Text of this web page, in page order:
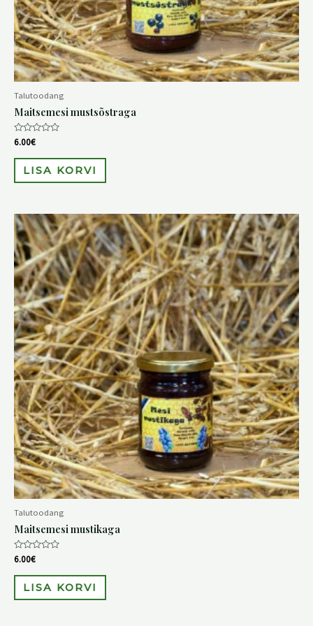
Talutoodang
Maitsemesi mustsõstraga
Hinnanguga
0
/
6.00€
LISA KORVI
Talutoodang
Maitsemesi mustikaga
Hinnanguga
0
/
6.00€
LISA KORVI